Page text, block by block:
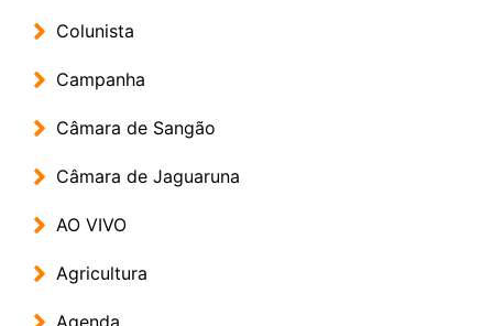
Colunista
Campanha
Câmara de Sangão
Câmara de Jaguaruna
AO VIVO
Agricultura
Agenda